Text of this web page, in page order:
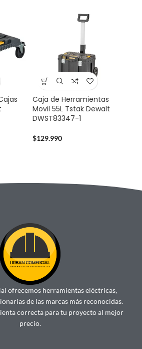
Caja de Herramientas
Movil 55L Tstak Dewalt
DWST83347-1
$129.990
ofrecemos herramientas eléctricas,
de las marcas más reconocidas.
correcta para tu proyecto al mejor
precio.